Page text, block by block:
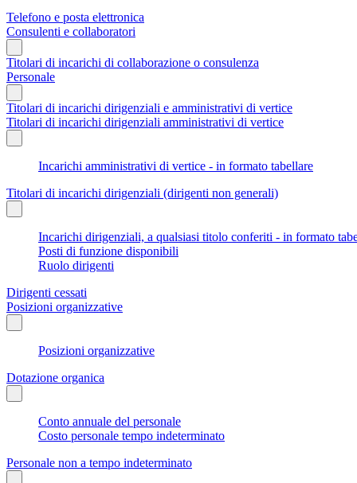
Telefono e posta elettronica
Consulenti e collaboratori
Titolari di incarichi di collaborazione o consulenza
Personale
Titolari di incarichi dirigenziali e amministrativi di vertice
Titolari di incarichi dirigenziali amministrativi di vertice
Incarichi amministrativi di vertice - in formato tabellare
Titolari di incarichi dirigenziali (dirigenti non generali)
Incarichi dirigenziali, a qualsiasi titolo conferiti - in formato
Posti di funzione disponibili
Ruolo dirigenti
Dirigenti cessati
Posizioni organizzative
Posizioni organizzative
Dotazione organica
Conto annuale del personale
Costo personale tempo indeterminato
Personale non a tempo indeterminato